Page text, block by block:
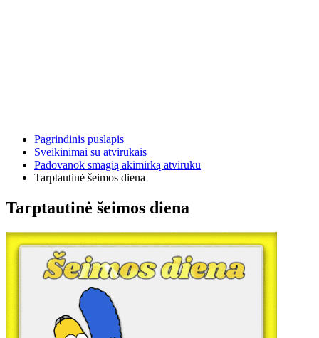
Pagrindinis puslapis
Sveikinimai su atvirukais
Padovanok smagią akimirką atviruku
Tarptautinė šeimos diena
Tarptautinė šeimos diena